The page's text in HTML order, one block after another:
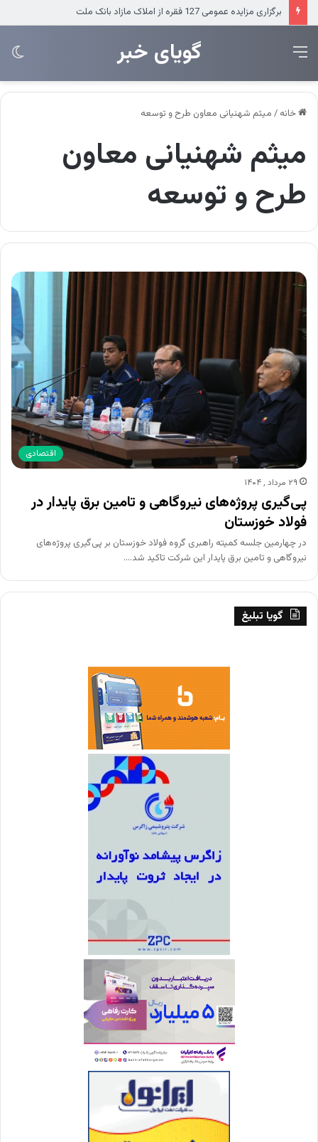
پیام مدیرعامل بانک سامان به مناسبت فرارسیدن روز خبرنگار
‌‌‌گویای خبر منو
خانه / میثم شهنیانی معاون طرح و توسعه
میثم شهنیانی معاون
طرح و توسعه
اقتصادی
۲۹ مرداد , ۱۴۰۴
پی‌گیری پروژه‌های نیروگاهی و تامین برق پایدار در
فولاد خوزستان
در چهارمین جلسه کمیته راهبری گروه فولاد خوزستان بر پی‌گیری پروژه‌های
نیروگاهی و تامین برق پایدار این شرکت تاکید شد.…
گویا تبلیغ